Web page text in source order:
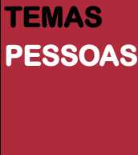
TEMAS
PESSOAS